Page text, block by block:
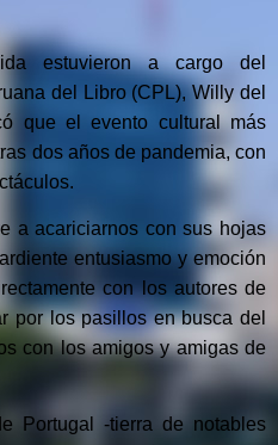
estuvieron a cargo del
del Libro (CPL), Willy del
que el evento cultural más
dos años de pandemia, con
a acariciarnos con sus hojas
entusiasmo y emoción
con los autores de
por los pasillos en busca del
con los amigos y amigas de
Portugal -tierra de notables